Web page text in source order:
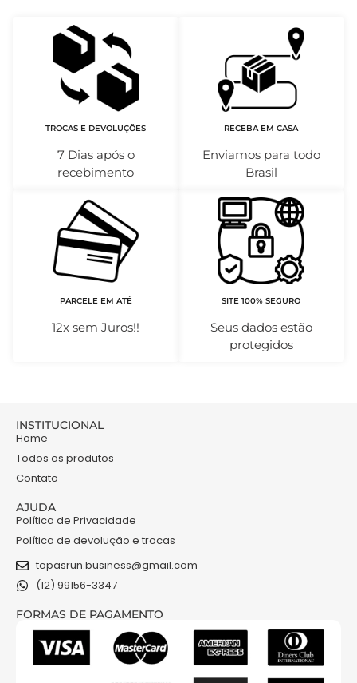
TROCAS E DEVOLUÇÕES
7 Dias após o
recebimento
RECEBA EM CASA
Enviamos para todo
Brasil
PARCELE EM ATÉ
12x sem Juros!!
SITE 100% SEGURO
Seus dados estão
protegidos
INSTITUCIONAL
Home
Todos os produtos
Contato
AJUDA
Política de Privacidade
Política de devolução e trocas
topasrun.business@gmail.com
(12) 99156-3347
FORMAS DE PAGAMENTO